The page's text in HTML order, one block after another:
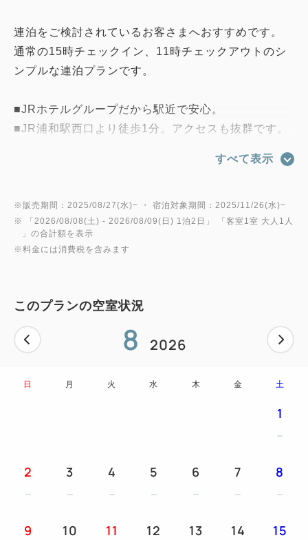
連泊をご検討されているお客さまへおすすめです。
通常の15時チェックイン、11時チェックアウトのシ
ンプルな連泊プランです。
■JRホテルグループだから駅近で安心。
■JR浦和駅西口より徒歩1分。アクセスも抜群です。
サイドメニュー5種+メインメニュー5種+ドリンクの
中から組み合わせるオリジナルの朝食プレート。
25パターンの豊富な組み合わせから、毎朝の気分に
※インターネット特別料金のため、他割引や特典の併
添い寝はベッド1台につき最大1名までご利用いただ
未就学児の場合は無料、小学生以上の場合は大人と同
し付けいただければ、お子さま分のタオルもご用意い
たします。
ャマ、スリッパ、歯ブラシ）をお渡ししております。
すべて表示
※販売期間：2025/08/27(水)~ ・ 宿泊対象期間：2025/11/26(水)~
※ 「 2026/08/08(土) - 2026/08/09(日) 1泊2日 」 「客室1室 大人1人
」の合計額を表示
※料金には消費税を含みます
このプランの空室状況
8 2026
日 月 火 水 木 金 土
1
2 3 4 5 6 7 8
9 10 11 12 13 14 15